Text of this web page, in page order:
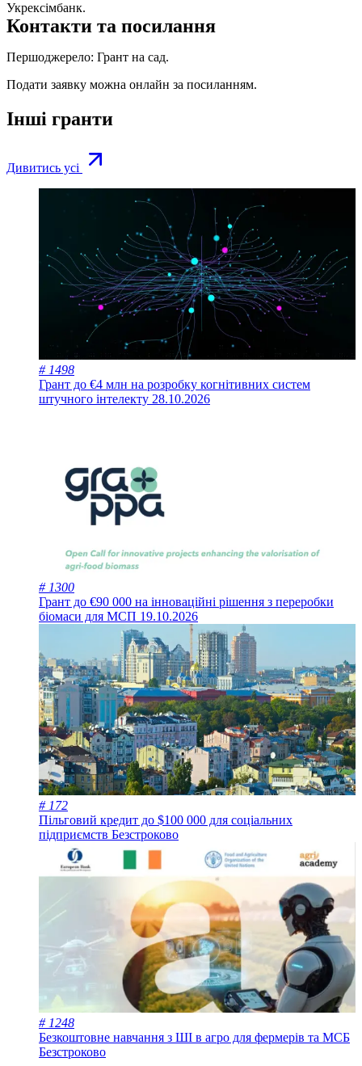
Укрексімбанк.
Контакти та посилання
Першоджерело: Грант на сад.
Подати заявку можна онлайн за посиланням.
Інші гранти
Дивитись усі
# 1498
Грант до €4 млн на розробку когнітивних систем
штучного інтелекту 28.10.2026
# 1300
Грант до €90 000 на інноваційні рішення з переробки
біомаси для МСП 19.10.2026
# 172
Пільговий кредит до $100 000 для соціальних
підприємств Безстроково
# 1248
Безкоштовне навчання з ШІ в агро для фермерів та МСБ
Безстроково